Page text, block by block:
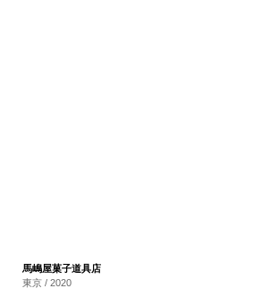
馬嶋屋菓子道具店
東京 / 2020